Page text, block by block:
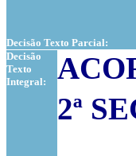
Decisão Texto Parcial:
Decisão
Texto
Integral:
2ª